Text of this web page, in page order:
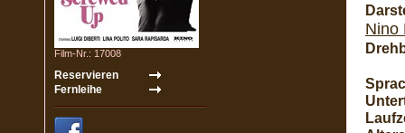
Film-Nr.: 17008
Nino